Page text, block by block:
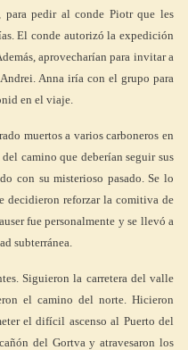
pedir al conde Piotr que les
El conde autorizó la expedición
aprovecharían para invitar a
Anna iría con el grupo para
en el viaje.
muertos a varios carboneros en
camino que deberían seguir sus
con su misterioso pasado. Se lo
decidieron reforzar la comitiva de
fue personalmente y se llevó a
subterránea.
Siguieron la carretera del valle
el camino del norte. Hicieron
el difícil ascenso al Puerto del
del Gortva y atravesaron los